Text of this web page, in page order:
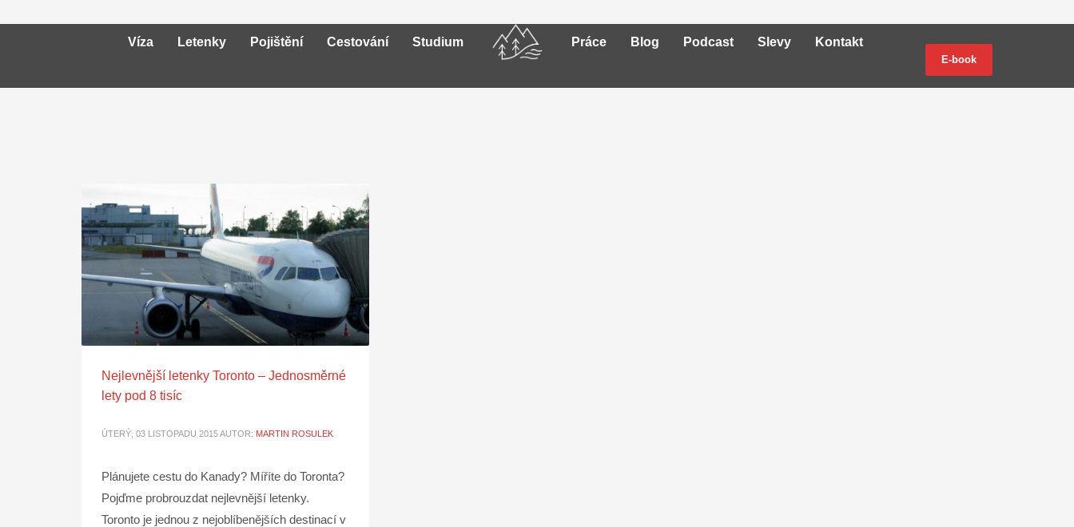
Víza Letenky Pojištění Cestování Studium Práce Blog Podcast Slevy Kontakt
E-book
Nejlevnější letenky Toronto – Jednosměrné
lety pod 8 tisíc
ÚTERÝ, 03 LISTOPADU 2015AUTOR: MARTIN ROSULEK
Plánujete cestu do Kanady? Míříte do Toronta?
Pojďme probrouzdat nejlevnější letenky.
Toronto je jednou z nejoblíbenějších destinací v